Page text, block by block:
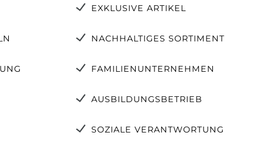
EXKLUSIVE ARTIKEL
NACHHALTIGES SORTIMENT
FAMILIENUNTERNEHMEN
AUSBILDUNGSBETRIEB
SOZIALE VERANTWORTUNG